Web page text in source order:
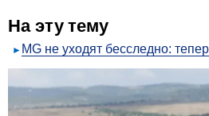
На эту тему
MG не уходят бесследно: